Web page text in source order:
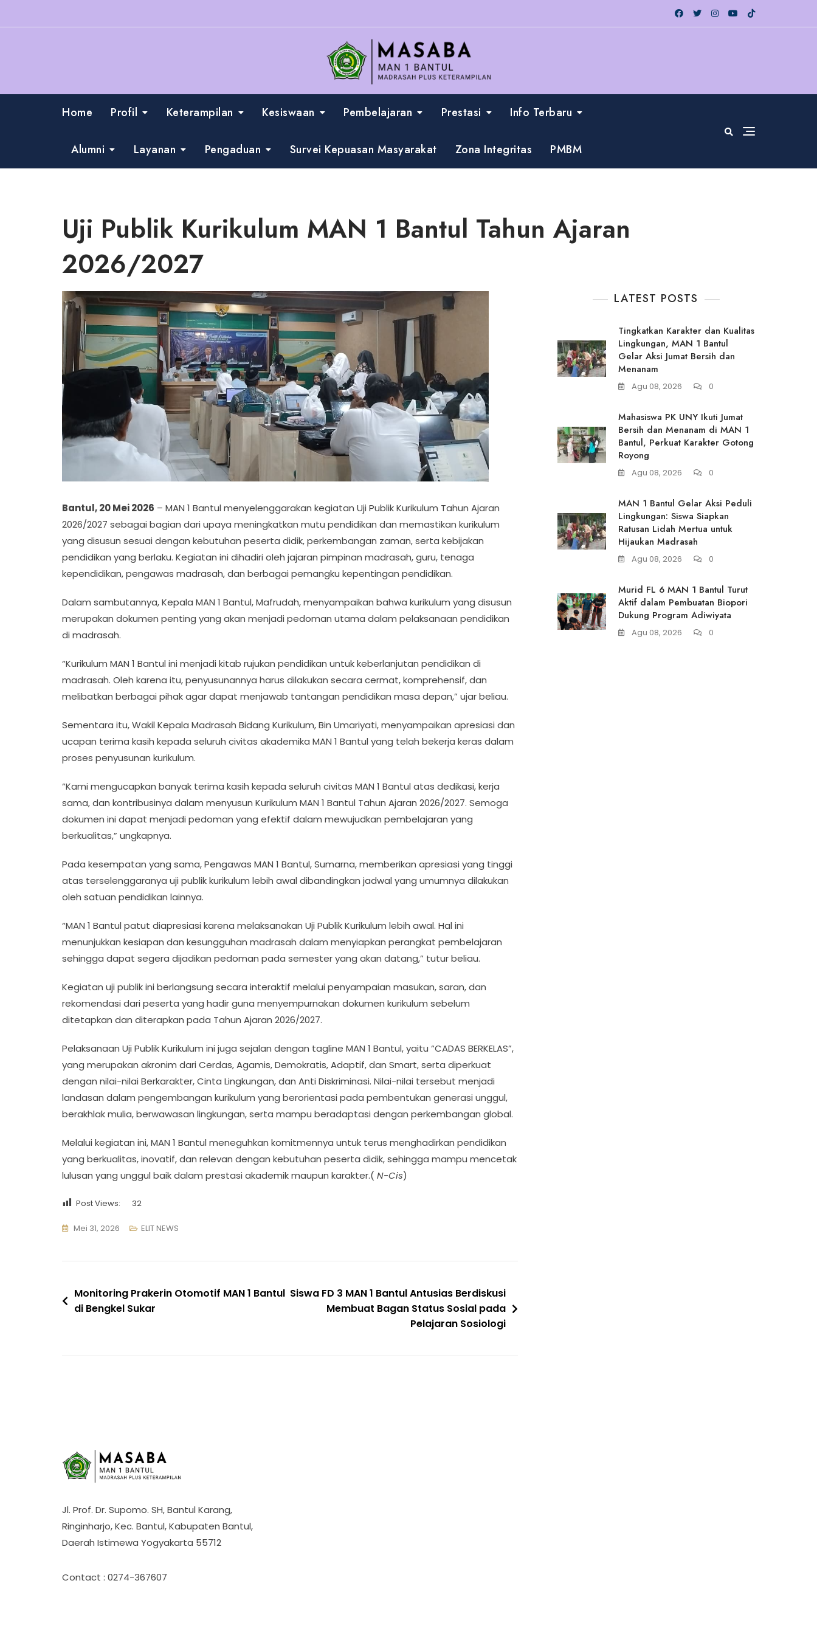
Home Profil Keterampilan Kesiswaan Pembelajaran Prestasi Info Terbaru
Alumni Layanan Pengaduan Survei Kepuasan Masyarakat Zona Integritas PMBM
Uji Publik Kurikulum MAN 1 Bantul Tahun Ajaran
2026/2027
Bantul, 20 Mei 2026 – MAN 1 Bantul menyelenggarakan kegiatan Uji Publik Kurikulum Tahun Ajaran
2026/2027 sebagai bagian dari upaya meningkatkan mutu pendidikan dan memastikan kurikulum
yang disusun sesuai dengan kebutuhan peserta didik, perkembangan zaman, serta kebijakan
pendidikan yang berlaku. Kegiatan ini dihadiri oleh jajaran pimpinan madrasah, guru, tenaga
kependidikan, pengawas madrasah, dan berbagai pemangku kepentingan pendidikan.
Dalam sambutannya, Kepala MAN 1 Bantul, Mafrudah, menyampaikan bahwa kurikulum yang disusun
merupakan dokumen penting yang akan menjadi pedoman utama dalam pelaksanaan pendidikan
di madrasah.
“Kurikulum MAN 1 Bantul ini menjadi kitab rujukan pendidikan untuk keberlanjutan pendidikan di
madrasah. Oleh karena itu, penyusunannya harus dilakukan secara cermat, komprehensif, dan
melibatkan berbagai pihak agar dapat menjawab tantangan pendidikan masa depan,” ujar beliau.
Sementara itu, Wakil Kepala Madrasah Bidang Kurikulum, Bin Umariyati, menyampaikan apresiasi dan
ucapan terima kasih kepada seluruh civitas akademika MAN 1 Bantul yang telah bekerja keras dalam
proses penyusunan kurikulum.
“Kami mengucapkan banyak terima kasih kepada seluruh civitas MAN 1 Bantul atas dedikasi, kerja
sama, dan kontribusinya dalam menyusun Kurikulum MAN 1 Bantul Tahun Ajaran 2026/2027. Semoga
dokumen ini dapat menjadi pedoman yang efektif dalam mewujudkan pembelajaran yang
berkualitas,” ungkapnya.
Pada kesempatan yang sama, Pengawas MAN 1 Bantul, Sumarna, memberikan apresiasi yang tinggi
atas terselenggaranya uji publik kurikulum lebih awal dibandingkan jadwal yang umumnya dilakukan
oleh satuan pendidikan lainnya.
“MAN 1 Bantul patut diapresiasi karena melaksanakan Uji Publik Kurikulum lebih awal. Hal ini
menunjukkan kesiapan dan kesungguhan madrasah dalam menyiapkan perangkat pembelajaran
sehingga dapat segera dijadikan pedoman pada semester yang akan datang,” tutur beliau.
Kegiatan uji publik ini berlangsung secara interaktif melalui penyampaian masukan, saran, dan
rekomendasi dari peserta yang hadir guna menyempurnakan dokumen kurikulum sebelum
ditetapkan dan diterapkan pada Tahun Ajaran 2026/2027.
Pelaksanaan Uji Publik Kurikulum ini juga sejalan dengan tagline MAN 1 Bantul, yaitu “CADAS BERKELAS”,
yang merupakan akronim dari Cerdas, Agamis, Demokratis, Adaptif, dan Smart, serta diperkuat
dengan nilai-nilai Berkarakter, Cinta Lingkungan, dan Anti Diskriminasi. Nilai-nilai tersebut menjadi
landasan dalam pengembangan kurikulum yang berorientasi pada pembentukan generasi unggul,
berakhlak mulia, berwawasan lingkungan, serta mampu beradaptasi dengan perkembangan global.
Melalui kegiatan ini, MAN 1 Bantul meneguhkan komitmennya untuk terus menghadirkan pendidikan
yang berkualitas, inovatif, dan relevan dengan kebutuhan peserta didik, sehingga mampu mencetak
lulusan yang unggul baik dalam prestasi akademik maupun karakter.(N-Cis)
Post Views: 32
Mei 31, 2026 ELIT NEWS
Navigasi
pos
Monitoring Prakerin Otomotif MAN 1 Bantul
di Bengkel Sukar
Siswa FD 3 MAN 1 Bantul Antusias Berdiskusi
Membuat Bagan Status Sosial pada
Pelajaran Sosiologi
LATEST POSTS
Tingkatkan Karakter dan Kualitas
Lingkungan, MAN 1 Bantul
Gelar Aksi Jumat Bersih dan
Menanam
Agu 08, 2026 0
Mahasiswa PK UNY Ikuti Jumat
Bersih dan Menanam di MAN 1
Bantul, Perkuat Karakter Gotong
Royong
Agu 08, 2026 0
MAN 1 Bantul Gelar Aksi Peduli
Lingkungan: Siswa Siapkan
Ratusan Lidah Mertua untuk
Hijaukan Madrasah
Agu 08, 2026 0
Murid FL 6 MAN 1 Bantul Turut
Aktif dalam Pembuatan Biopori
Dukung Program Adiwiyata
Agu 08, 2026 0
Jl. Prof. Dr. Supomo. SH, Bantul Karang,
Ringinharjo, Kec. Bantul, Kabupaten Bantul,
Daerah Istimewa Yogyakarta 55712
Contact : 0274-367607